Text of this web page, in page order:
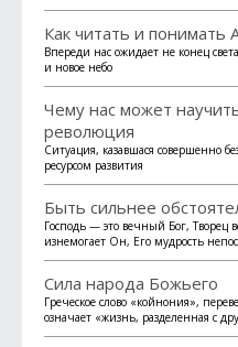
Как читать и понимать
Впереди нас ожидает не конец
и новое небо
Чему нас может
революция
Ситуация, казавшася совершенно
ресурсом развития
Быть сильнее
Гос­подь — это вечный Бог, Творец
изнемогает Он, Его мудрость
Сила народа Божьего
Греческое слово «койнония»,
означает «жизнь, разделенная с